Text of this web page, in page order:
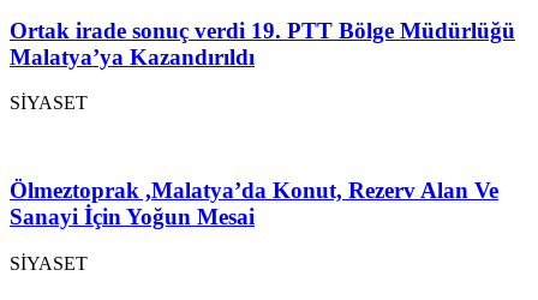
Ortak irade sonuç verdi 19. PTT Bölge Müdürlüğü
Malatya’ya Kazandırıldı
SİYASET
Ölmeztoprak ,Malatya’da Konut, Rezerv Alan Ve
Sanayi İçin Yoğun Mesai
SİYASET